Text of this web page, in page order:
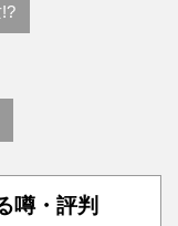
噂・評判